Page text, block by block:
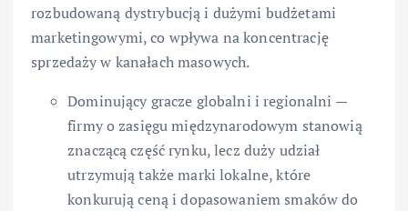
rozbudowaną dystrybucją i dużymi budżetami
marketingowymi, co wpływa na koncentrację
sprzedaży w kanałach masowych.
Dominujący gracze globalni i regionalni —
firmy o zasięgu międzynarodowym stanowią
znaczącą część rynku, lecz duży udział
utrzymują także marki lokalne, które
konkurują ceną i dopasowaniem smaków do